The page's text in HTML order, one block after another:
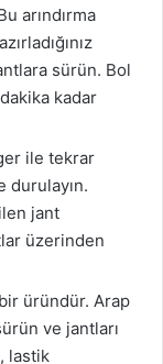
arındırma
sürün. Bol
kadar
ile tekrar
durulayın.
jant
üzerinden
üründür. Arap
ve jantları
lastik